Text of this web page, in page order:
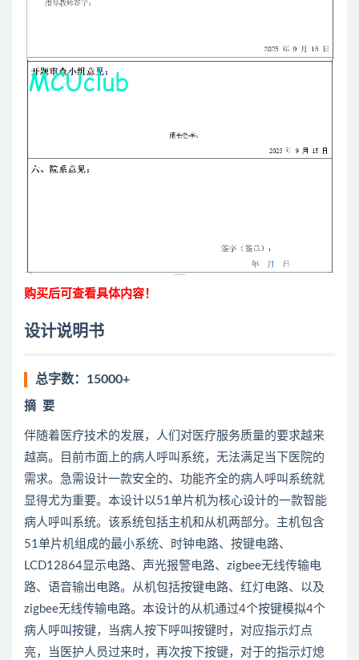
购买后可查看具体内容！
设计说明书
总字数：15000+
摘 要
伴随着医疗技术的发展，人们对医疗服务质量的要求越来
越高。目前市面上的病人呼叫系统，无法满足当下医院的
需求。急需设计一款安全的、功能齐全的病人呼叫系统就
显得尤为重要。本设计以51单片机为核心设计的一款智能
病人呼叫系统。该系统包括主机和从机两部分。主机包含
51单片机组成的最小系统、时钟电路、按键电路、
LCD12864显示电路、声光报警电路、zigbee无线传输电
路、语音输出电路。从机包括按键电路、红灯电路、以及
zigbee无线传输电路。本设计的从机通过4个按键模拟4个
病人呼叫按键，当病人按下呼叫按键时，对应指示灯点
亮，当医护人员过来时，再次按下按键，对于的指示灯熄